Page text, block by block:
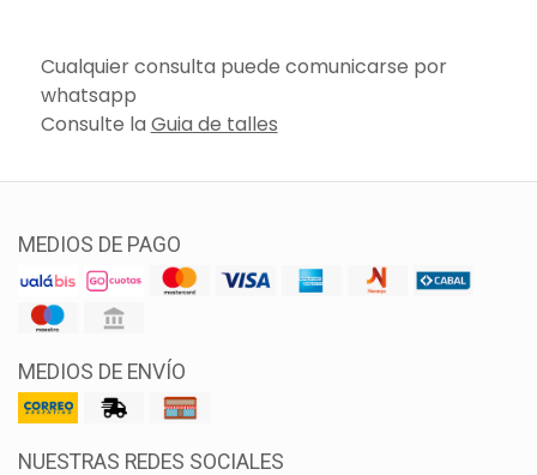
Cualquier consulta puede comunicarse por
whatsapp
Consulte la Guia de talles
MEDIOS DE PAGO
MEDIOS DE ENVÍO
NUESTRAS REDES SOCIALES